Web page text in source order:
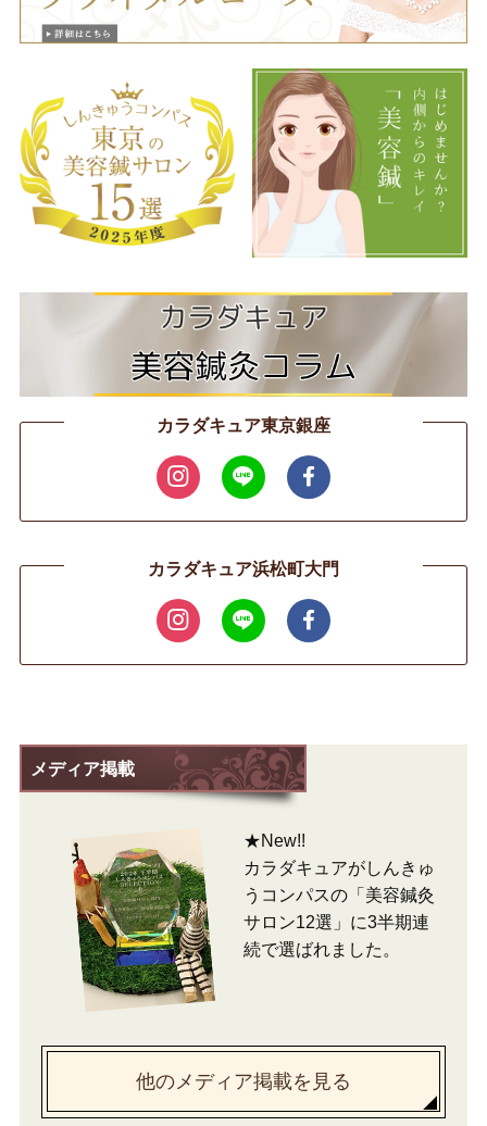
カラダキュア東京銀座
カラダキュア浜松町大門
メディア掲載
★New!!
カラダキュアがしんきゅ
うコンパスの「美容鍼灸
サロン12選」に3半期連
続で選ばれました。
他のメディア掲載を見る